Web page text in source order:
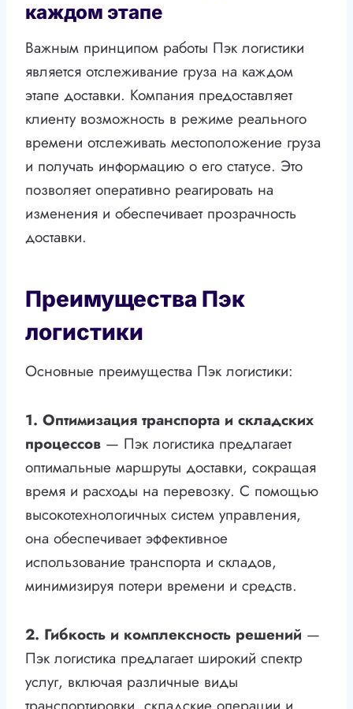
каждом этапе
Важным принципом работы Пэк логистики
является отслеживание груза на каждом
этапе доставки. Компания предоставляет
клиенту возможность в режиме реального
времени отслеживать местоположение груза
и получать информацию о его статусе. Это
позволяет оперативно реагировать на
изменения и обеспечивает прозрачность
доставки.
Преимущества Пэк
логистики
Основные преимущества Пэк логистики:
1. Оптимизация транспорта и складских
процессов — Пэк логистика предлагает
оптимальные маршруты доставки, сокращая
время и расходы на перевозку. С помощью
высокотехнологичных систем управления,
она обеспечивает эффективное
использование транспорта и складов,
минимизируя потери времени и средств.
2. Гибкость и комплексность решений —
Пэк логистика предлагает широкий спектр
услуг, включая различные виды